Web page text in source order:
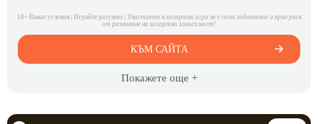
18+ Важат условия | Играйте разумно |
Участието в хазартни игри не е само забавление и крие риск
от развиване на хазартна зависимост!
КЪМ САЙТА
Покажете още +